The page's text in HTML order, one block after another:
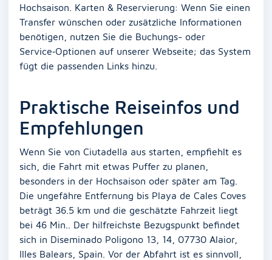
Hochsaison. Karten & Reservierung: Wenn Sie einen
Transfer wünschen oder zusätzliche Informationen
benötigen, nutzen Sie die Buchungs- oder
Service‑Optionen auf unserer Webseite; das System
fügt die passenden Links hinzu.
Praktische Reiseinfos und
Empfehlungen
Wenn Sie von Ciutadella aus starten, empfiehlt es
sich, die Fahrt mit etwas Puffer zu planen,
besonders in der Hochsaison oder später am Tag.
Die ungefähre Entfernung bis Playa de Cales Coves
beträgt 36.5 km und die geschätzte Fahrzeit liegt
bei 46 Min.. Der hilfreichste Bezugspunkt befindet
sich in Diseminado Poligono 13, 14, 07730 Alaior,
Illes Balears, Spain. Vor der Abfahrt ist es sinnvoll,